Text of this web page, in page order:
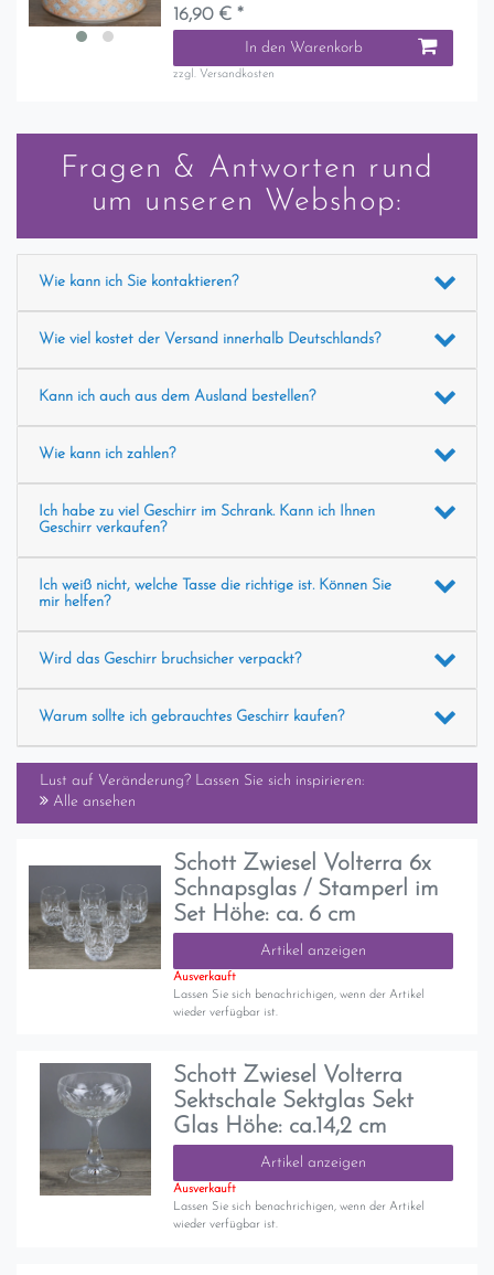
16,90 € *
In den Warenkorb
zzgl. Versandkosten
Fragen & Antworten rund
um unseren Webshop:
Wie kann ich Sie kontaktieren?
Wie viel kostet der Versand innerhalb Deutschlands?
Kann ich auch aus dem Ausland bestellen?
Wie kann ich zahlen?
Ich habe zu viel Geschirr im Schrank. Kann ich Ihnen
Geschirr verkaufen?
Ich weiß nicht, welche Tasse die richtige ist. Können Sie
mir helfen?
Wird das Geschirr bruchsicher verpackt?
Warum sollte ich gebrauchtes Geschirr kaufen?
Lust auf Veränderung? Lassen Sie sich inspirieren:
Alle ansehen
Schott Zwiesel Volterra 6x
Schnapsglas / Stamperl im
Set Höhe: ca. 6 cm
Artikel anzeigen
Ausverkauft
Lassen Sie sich benachrichigen, wenn der Artikel
wieder verfügbar ist.
Schott Zwiesel Volterra
Sektschale Sektglas Sekt
Glas Höhe: ca.14,2 cm
Artikel anzeigen
Ausverkauft
Lassen Sie sich benachrichigen, wenn der Artikel
wieder verfügbar ist.